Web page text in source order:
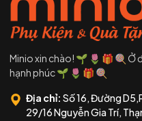
Minio xin chào! 🌱 🌷 🎁 🍭 Ở
hạnh phúc 🌱 🌷 🎁 🍭
Địa chỉ: Số 16, Đường
29/16 Nguyễn Gia Trí,